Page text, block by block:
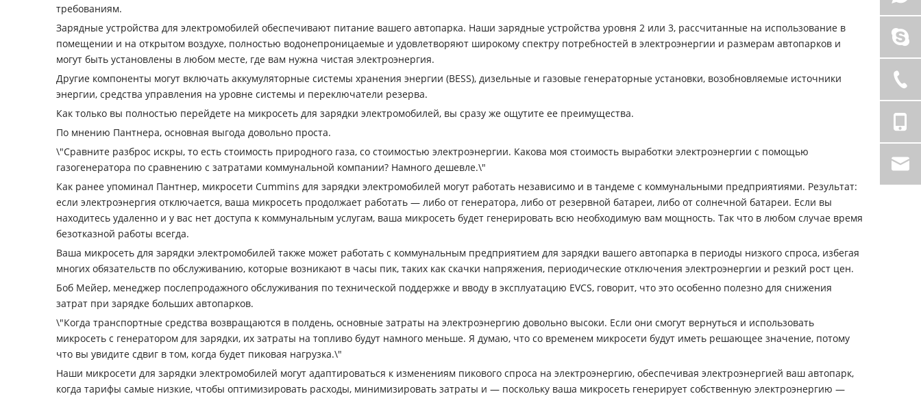
требованиям.
Зарядные устройства для электромобилей обеспечивают питание вашего автопарка. Наши зарядные устройства уровня 2 или 3, рассчитанные на использование в
помещении и на открытом воздухе, полностью водонепроницаемые и удовлетворяют широкому спектру потребностей в электроэнергии и размерам автопарков и
могут быть установлены в любом месте, где вам нужна чистая электроэнергия.
Другие компоненты могут включать аккумуляторные системы хранения энергии (BESS), дизельные и газовые генераторные установки, возобновляемые источники
энергии, средства управления на уровне системы и переключатели резерва.
Как только вы полностью перейдете на микросеть для зарядки электромобилей, вы сразу же ощутите ее преимущества.
По мнению Пантнера, основная выгода довольно проста.
\"Сравните разброс искры, то есть стоимость природного газа, со стоимостью электроэнергии. Какова моя стоимость выработки электроэнергии с помощью
газогенератора по сравнению с затратами коммунальной компании? Намного дешевле.\"
Как ранее упоминал Пантнер, микросети Cummins для зарядки электромобилей могут работать независимо и в тандеме с коммунальными предприятиями. Результат:
если электроэнергия отключается, ваша микросеть продолжает работать — либо от генератора, либо от резервной батареи, либо от солнечной батареи. Если вы
находитесь удаленно и у вас нет доступа к коммунальным услугам, ваша микросеть будет генерировать всю необходимую вам мощность. Так что в любом случае время
безотказной работы всегда.
Ваша микросеть для зарядки электромобилей также может работать с коммунальным предприятием для зарядки вашего автопарка в периоды низкого спроса, избегая
многих обязательств по обслуживанию, которые возникают в часы пик, таких как скачки напряжения, периодические отключения электроэнергии и резкий рост цен.
Боб Мейер, менеджер послепродажного обслуживания по технической поддержке и вводу в эксплуатацию EVCS, говорит, что это особенно полезно для снижения
затрат при зарядке больших автопарков.
\"Когда транспортные средства возвращаются в полдень, основные затраты на электроэнергию довольно высоки. Если они смогут вернуться и использовать
микросеть с генератором для зарядки, их затраты на топливо будут намного меньше. Я думаю, что со временем микросети будут иметь решающее значение, потому
что вы увидите сдвиг в том, когда будет пиковая нагрузка.\"
Наши микросети для зарядки электромобилей могут адаптироваться к изменениям пикового спроса на электроэнергию, обеспечивая электроэнергией ваш автопарк,
когда тарифы самые низкие, чтобы оптимизировать расходы, минимизировать затраты и — поскольку ваша микросеть генерирует собственную электроэнергию —